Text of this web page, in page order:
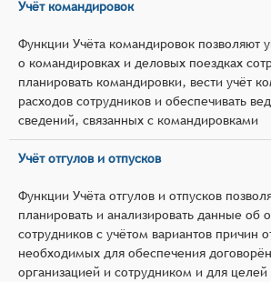
Учёт командировок
Функции Учёта командировок позволяют
о командировках и деловых поездках
планировать командировки, вести учёт
расходов сотрудников и обеспечивать
сведений, связанных с командировками
Учёт отгулов и отпусков
Функции Учёта отгулов и отпусков
планировать и анализировать данные об
сотрудников с учётом вариантов причин
необходимых для обеспечения
организацией и сотрудником и для